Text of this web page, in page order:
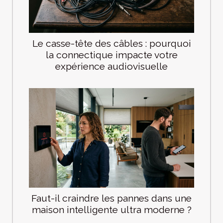
Le casse-tête des câbles : pourquoi
la connectique impacte votre
expérience audiovisuelle
Faut-il craindre les pannes dans une
maison intelligente ultra moderne ?